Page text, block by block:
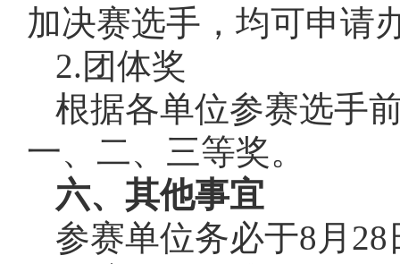
加决赛选手，均可申请
2.团体奖
根据各单位参赛选手
一、二、三等奖。
六、其他事宜
参赛单位务必于8月